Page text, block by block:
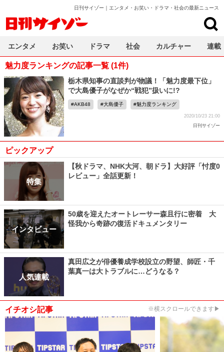
日刊サイゾー｜エンタメ・お笑い・ドラマ・社会の最新ニュース
魅力度ランキングの記事一覧 (1件)
栃木県知事の直談判が物議！「魅力度最下位」
で大島優子がなぜか“戦犯”扱いに!?
AKB48 大島優子 魅力度ランキング
2020/10/23 21:00
日刊サイゾー
ピックアップ
特集
【秋ドラマ、NHK大河、朝ドラ】大好評「忖度0
レビュー」全話更新！
インタビュー
50歳を迎えたオートレーサー森且行に密着 大
怪我から奇跡の復活ドキュメンタリー
人気連載
真田広之が俳優養成学校設立の野望、師匠・千
葉真一は大トラブルに…どうなる？
イチオシ記事 ※横スクロールできます▶
エンタメ お笑い ドラマ 社会 カルチャー 連載